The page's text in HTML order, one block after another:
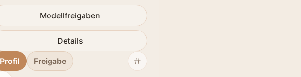
Modellfreigaben
Details
Profil Freigabe